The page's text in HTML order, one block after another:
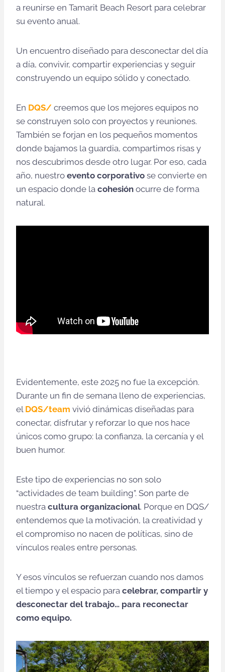
a reunirse en Tamarit Beach Resort para celebrar
su evento anual.
Un encuentro diseñado para desconectar del día
a día, convivir, compartir experiencias y seguir
construyendo un equipo sólido y conectado.
En DQS/ creemos que los mejores equipos no
se construyen solo con proyectos y reuniones.
También se forjan en los pequeños momentos
donde bajamos la guardia, compartimos risas y
nos descubrimos desde otro lugar. Por eso, cada
año, nuestro evento corporativo se convierte en
un espacio donde la cohesión ocurre de forma
natural.
Evidentemente, este 2025 no fue la excepción.
Durante un fin de semana lleno de experiencias,
el DQS/team vivió dinámicas diseñadas para
conectar, disfrutar y reforzar lo que nos hace
únicos como grupo: la confianza, la cercanía y el
buen humor.
Este tipo de experiencias no son solo
“actividades de team building”. Son parte de
nuestra cultura organizacional. Porque en DQS/
entendemos que la motivación, la creatividad y
el compromiso no nacen de políticas, sino de
vínculos reales entre personas.
Y esos vínculos se refuerzan cuando nos damos
el tiempo y el espacio para celebrar, compartir y
desconectar del trabajo… para reconectar
como equipo.